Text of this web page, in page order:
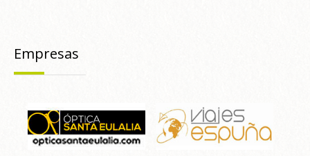
Empresas